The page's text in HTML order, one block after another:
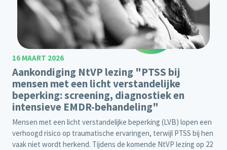
16 MAART 2026
Aankondiging NtVP lezing "PTSS bij
mensen met een licht verstandelijke
beperking: screening, diagnostiek en
intensieve EMDR-behandeling"
Mensen met een licht verstandelijke beperking (LVB) lopen een
verhoogd risico op traumatische ervaringen, terwijl PTSS bij hen
vaak niet wordt herkend. Tijdens de komende NtVP lezing op 22